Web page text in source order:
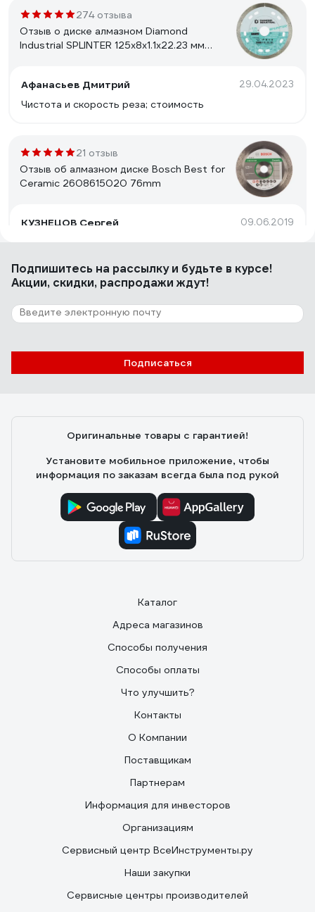
274 отзыва
Отзыв о диске алмазном Diamond
Industrial SPLINTER 125x8x1.1x22.23 мм
Афанасьев Дмитрий
29.04.2023
Чистота и скорость реза; стоимость
21 отзыв
Отзыв об алмазном диске Bosch Best for
Ceramic 2608615020 76mm
КУЗНЕЦОВ Сергей 09.06.2019
Бренд, цена, качество.
157 отзывов
Отзыв об алмазном диске Diamond
Industrial 350х25.4 мм DIDC350
Андрей Филиппович
Подпишитесь на рассылкуи будьте в курсе!
Акции, скидки, распродажи ждут!
Подписаться
Оригинальные товары с гарантией!
Установите мобильное приложение, чтобы
информация по заказам всегда была под рукой
Каталог
Адреса магазинов
Способы получения
Способы оплаты
Что улучшить?
Контакты
О Компании
Поставщикам
Партнерам
Информация для инвесторов
Организациям
Сервисный центр ВсеИнструменты.ру
Наши закупки
Сервисные центры производителей